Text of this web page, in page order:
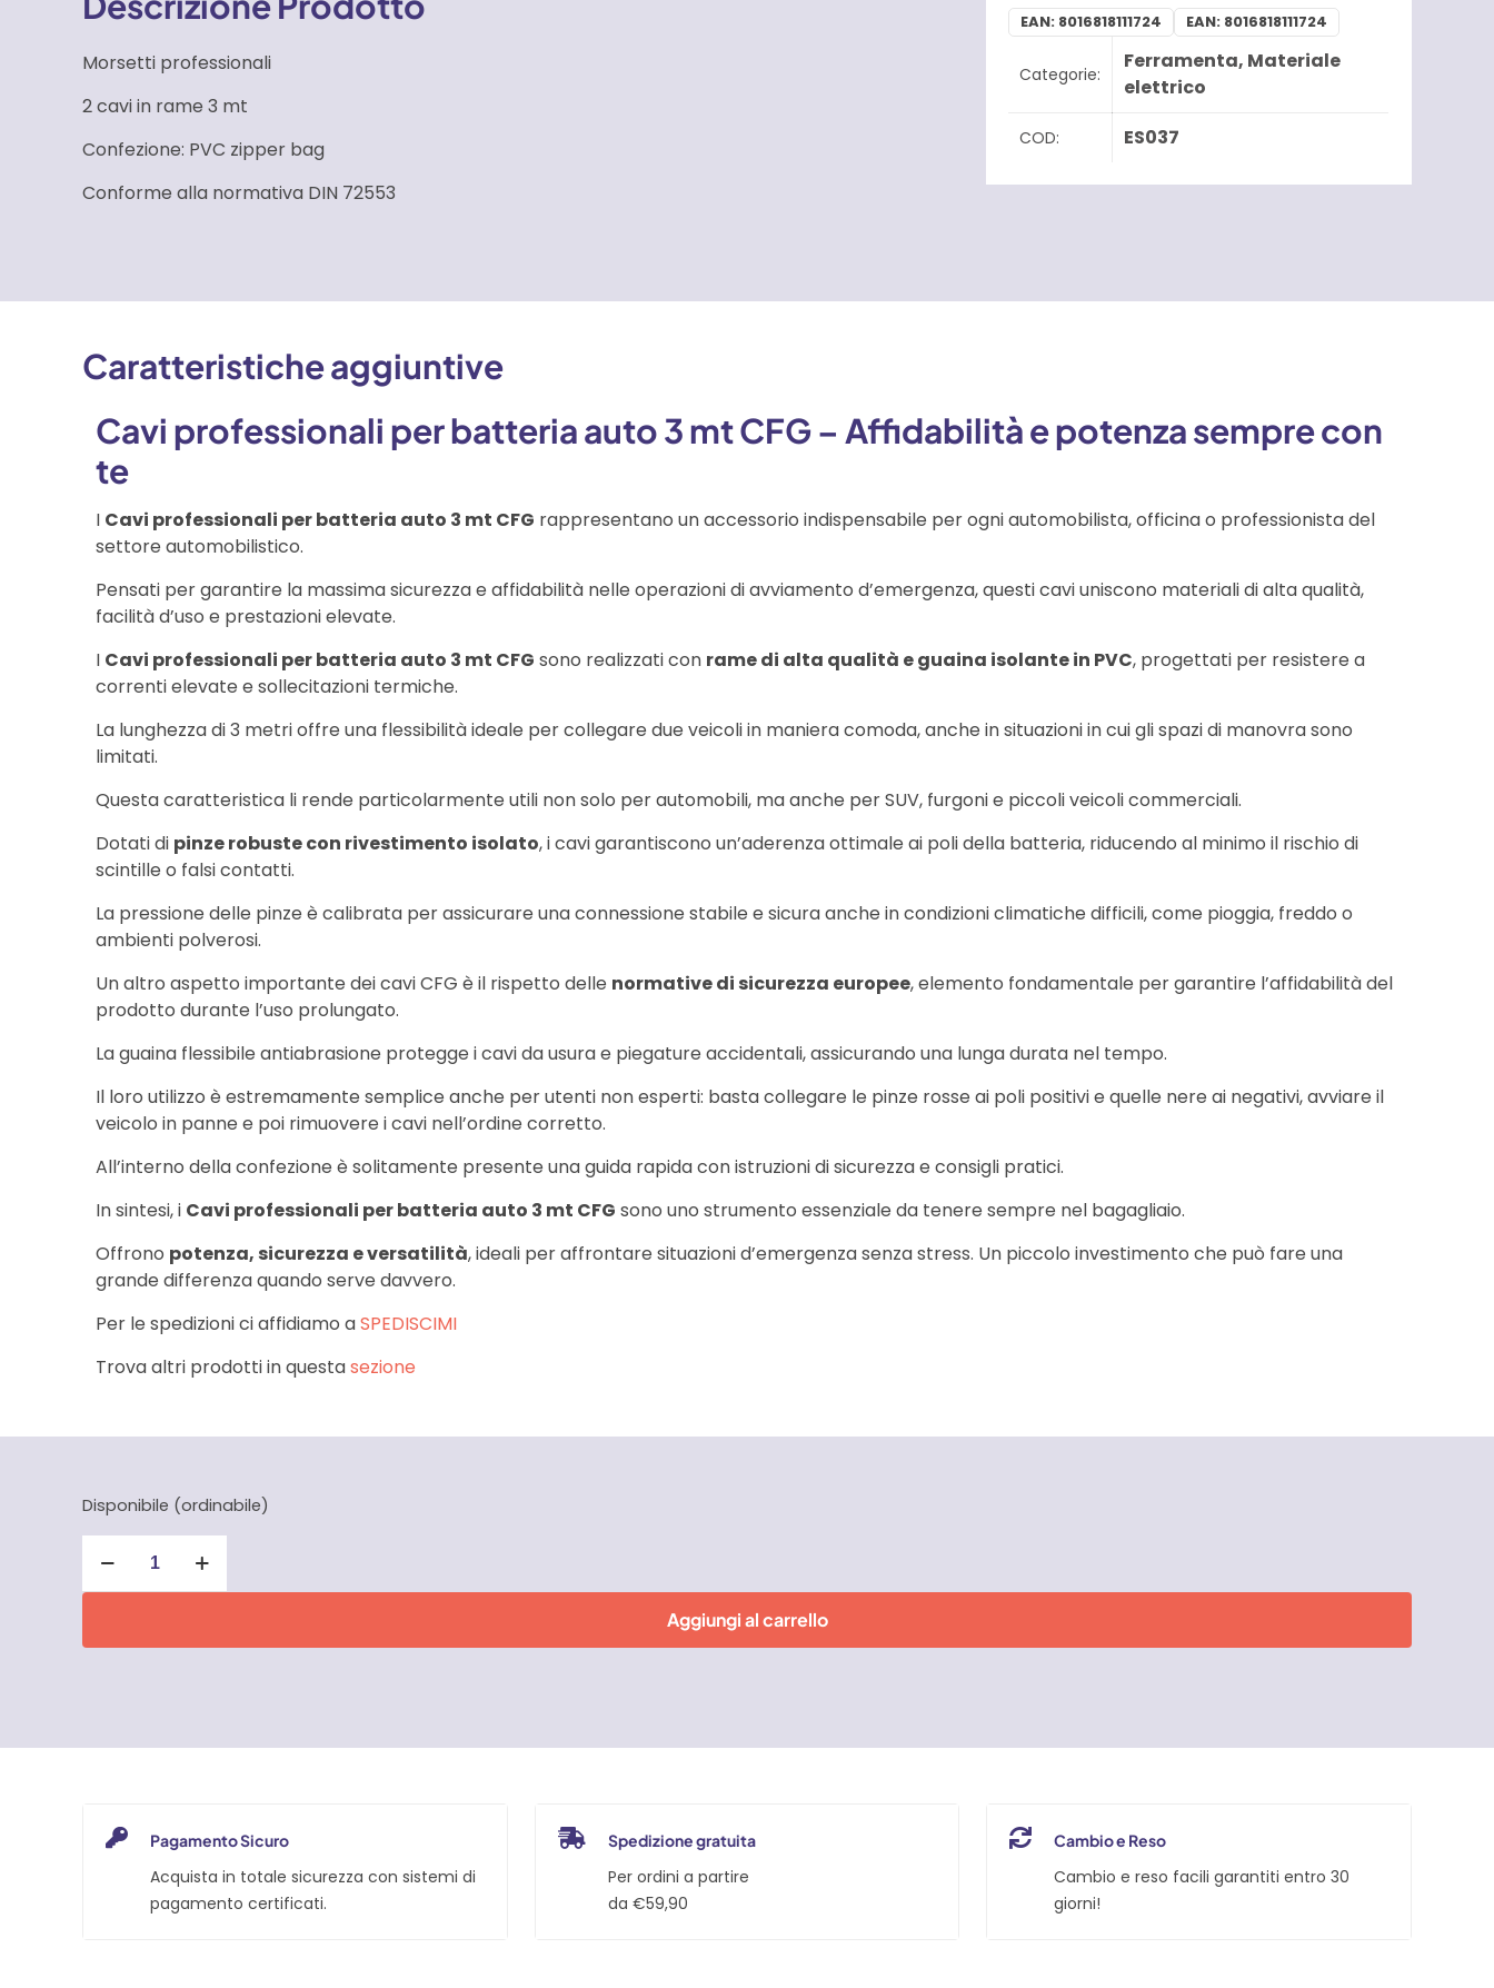
Morsetti professionali
2 cavi in rame 3 mt
Confezione: PVC zipper bag
Conforme alla normativa DIN 72553
EAN: 8016818111724 EAN: 8016818111724
Categorie:
Ferramenta, Materiale
elettrico
COD: ES037
Caratteristiche aggiuntive
Cavi professionali per batteria auto 3 mt CFG – Affidabilità e potenza sempre con
te
I Cavi professionali per batteria auto 3 mt CFG rappresentano un accessorio indispensabile per ogni automobilista, officina o professionista del
settore automobilistico.
Pensati per garantire la massima sicurezza e affidabilità nelle operazioni di avviamento d’emergenza, questi cavi uniscono materiali di alta qualità,
facilità d’uso e prestazioni elevate.
I Cavi professionali per batteria auto 3 mt CFG sono realizzati con rame di alta qualità e guaina isolante in PVC, progettati per resistere a
correnti elevate e sollecitazioni termiche.
La lunghezza di 3 metri offre una flessibilità ideale per collegare due veicoli in maniera comoda, anche in situazioni in cui gli spazi di manovra sono
limitati.
Questa caratteristica li rende particolarmente utili non solo per automobili, ma anche per SUV, furgoni e piccoli veicoli commerciali.
Dotati di pinze robuste con rivestimento isolato, i cavi garantiscono un’aderenza ottimale ai poli della batteria, riducendo al minimo il rischio di
scintille o falsi contatti.
La pressione delle pinze è calibrata per assicurare una connessione stabile e sicura anche in condizioni climatiche difficili, come pioggia, freddo o
ambienti polverosi.
Un altro aspetto importante dei cavi CFG è il rispetto delle normative di sicurezza europee, elemento fondamentale per garantire l’affidabilità del
prodotto durante l’uso prolungato.
La guaina flessibile antiabrasione protegge i cavi da usura e piegature accidentali, assicurando una lunga durata nel tempo.
Il loro utilizzo è estremamente semplice anche per utenti non esperti: basta collegare le pinze rosse ai poli positivi e quelle nere ai negativi, avviare il
veicolo in panne e poi rimuovere i cavi nell’ordine corretto.
All’interno della confezione è solitamente presente una guida rapida con istruzioni di sicurezza e consigli pratici.
In sintesi, i Cavi professionali per batteria auto 3 mt CFG sono uno strumento essenziale da tenere sempre nel bagagliaio.
Offrono potenza, sicurezza e versatilità, ideali per affrontare situazioni d’emergenza senza stress. Un piccolo investimento che può fare una
grande differenza quando serve davvero.
Per le spedizioni ci affidiamo aSPEDISCIMI
Trova altri prodotti in questasezione
Disponibile (ordinabile)
professionali
per
auto
Aggiungi al carrello
Pagamento Sicuro
Acquista in totale sicurezza con sistemi di
pagamento certificati.
Spedizione gratuita
Per ordini a partire
da €59,90
Cambio e Reso
Cambio e reso facili garantiti entro 30
giorni!